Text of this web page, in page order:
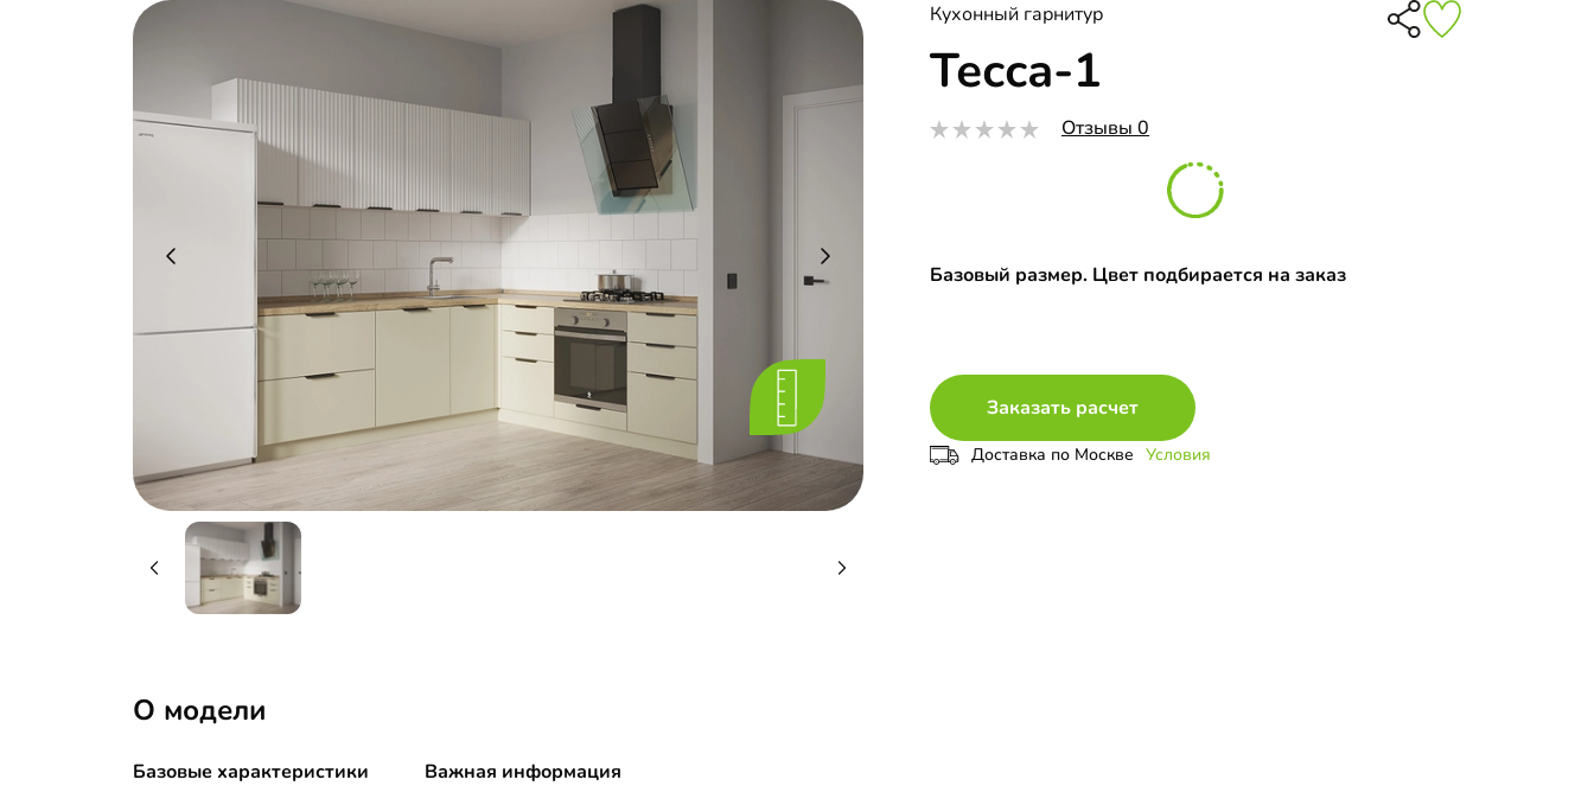
Кухонный гарнитур
Тесса-1
Отзывы 0
Базовый размер. Цвет подбирается на заказ
Заказать расчет
Доставка по Москве Условия
О модели
Базовые характеристики
Важная информация